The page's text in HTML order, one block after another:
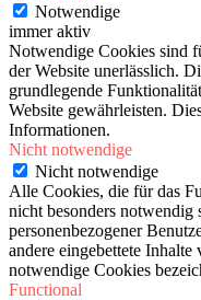
Notwendige
immer aktiv
Notwendige Cookies sind
der Website unerlässlich.
grundlegende
Website gewährleisten.
Informationen.
Nicht notwendige
Nicht notwendige
Alle Cookies, die für das
nicht besonders notwendig
personenbezogener
andere eingebettete
notwendige Cookies
Functional